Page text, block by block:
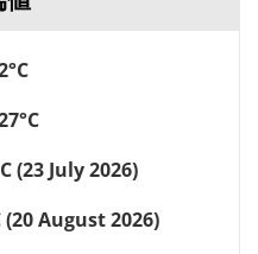
(23 July 2026)
(20 August 2026)